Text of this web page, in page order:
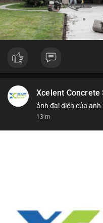
Xcelent
ảnh đại diện của anh
13 m